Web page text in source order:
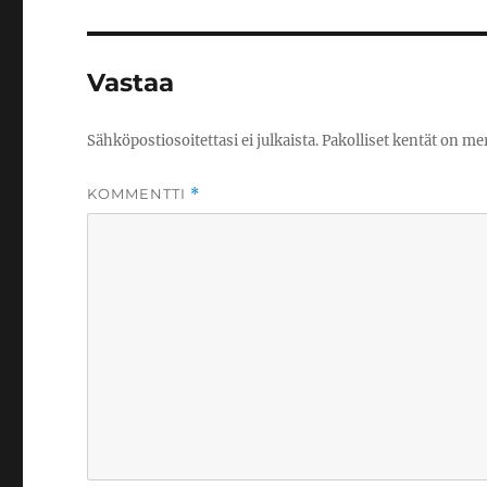
Vastaa
Sähköpostiosoitettasi ei julkaista.Pakolliset kentät on
KOMMENTTI *